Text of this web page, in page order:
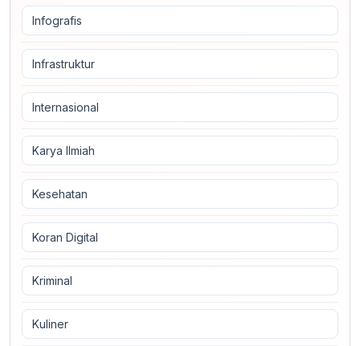
Infografis
Infrastruktur
Internasional
Karya Ilmiah
Kesehatan
Koran Digital
Kriminal
Kuliner